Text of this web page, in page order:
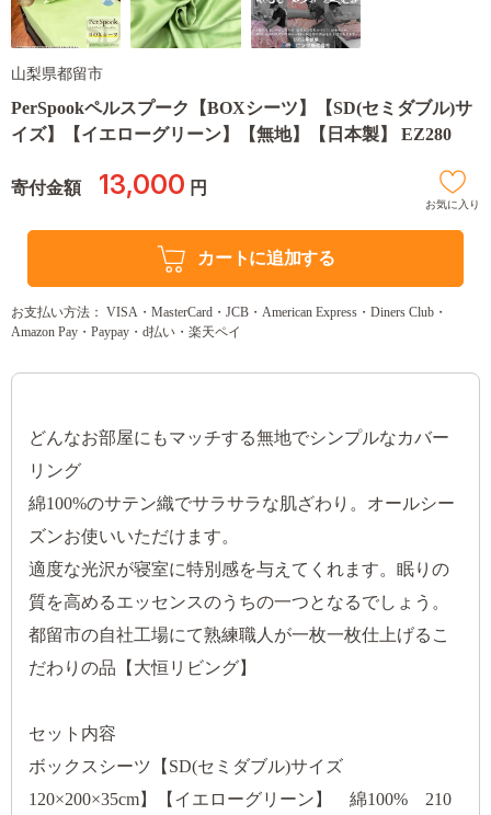
山梨県都留市
PerSpookペルスプーク【BOXシーツ】【SD(セミダブル)サ
イズ】【イエローグリーン】【無地】【日本製】 EZ280
寄付金額 13,000 円
お気に入り
カートに追加する
お支払い方法： VISA・MasterCard・JCB・American Express・Diners Club・
Amazon Pay・Paypay・d払い・楽天ペイ
どんなお部屋にもマッチする無地でシンプルなカバー
リング
綿100%のサテン織でサラサラな肌ざわり。オールシー
ズンお使いいただけます。
適度な光沢が寝室に特別感を与えてくれます。眠りの
質を高めるエッセンスのうちの一つとなるでしょう。
都留市の自社工場にて熟練職人が一枚一枚仕上げるこ
だわりの品【大恒リビング】
セット内容
ボックスシーツ【SD(セミダブル)サイズ
120×200×35cm】【イエローグリーン】 綿100% 210